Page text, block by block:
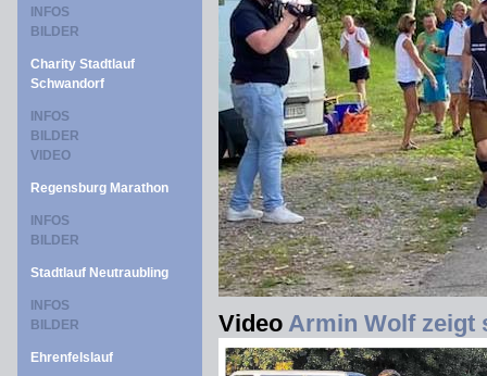
INFOS
BILDER
Charity Stadtlauf
Schwandorf
INFOS
BILDER
VIDEO
Regensburg Marathon
INFOS
BILDER
Stadtlauf Neutraubling
INFOS
BILDER
Ehrenfelslauf
Video Armin Wolf zeigt